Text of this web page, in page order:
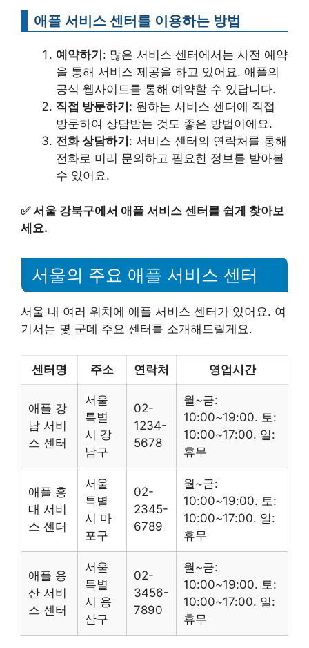
애플 서비스 센터를 이용하는 방법
예약하기 : 많은 서비스 센터에서는 사전 예약
을 통해 서비스 제공을 하고 있어요. 애플의
공식 웹사이트를 통해 예약할 수 있답니다.
직접 방문하기 : 원하는 서비스 센터에 직접
방문하여 상담받는 것도 좋은 방법이에요.
전화 상담하기 : 서비스 센터의 연락처를 통해
전화로 미리 문의하고 필요한 정보를 받아볼
수 있어요.
✅서울 강북구에서 애플 서비스 센터를 쉽게 찾아보
세요.
서울의 주요 애플 서비스 센터
서울 내 여러 위치에 애플 서비스 센터가 있어요. 여
기서는 몇 군데 주요 센터를 소개해드릴게요.
센터명 주소 연락처 영업시간
애플 강
남 서비
스 센터
서울
특별
시 강
남구
02-
1234-
5678
월~금:
10:00~19:00. 토:
10:00~17:00. 일:
휴무
애플 홍
대 서비
스 센터
서울
특별
시 마
포구
02-
2345-
6789
월~금:
10:00~19:00. 토:
10:00~17:00. 일:
휴무
애플 용
산 서비
스 센터
서울
특별
시 용
산구
02-
3456-
7890
월~금:
10:00~19:00. 토:
10:00~17:00. 일:
휴무